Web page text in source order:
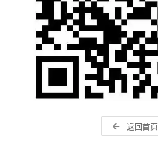
返回首页